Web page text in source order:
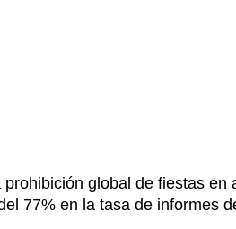
global de fiestas en
77% en la tasa de informes